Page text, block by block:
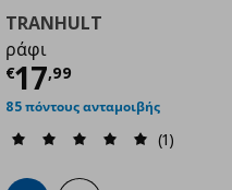
€ 19,99
TRANHULT
ράφι
€17,99
Τρέχουσα
85 πόντους ανταμοιβής
(1)